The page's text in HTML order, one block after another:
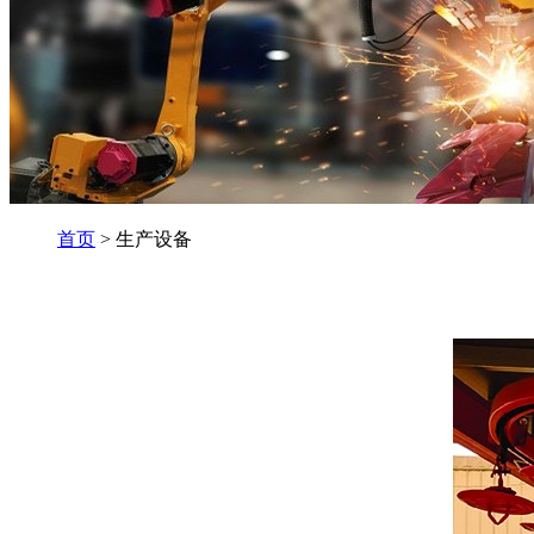
首页 > 生产设备